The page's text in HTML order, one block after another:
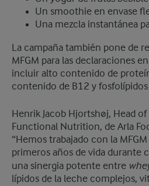
Un smoothie en envase
Una mezcla instantánea
La campaña también pone de
MFGM para las declaraciones
incluir alto contenido de
contenido de B12 y fosfolípidos
Henrik Jacob Hjortshøj, Head
Functional Nutrition, de Arla
“Hemos trabajado con la
primeros años de vida durante
una sinergia potente entre
lípidos de la leche complejos,